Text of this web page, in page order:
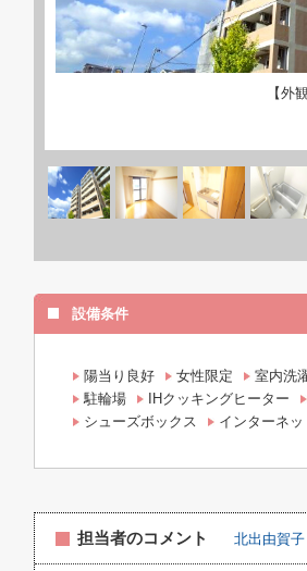
【外
設備条件
陽当り良好 女性限定
室内洗
駐輪場
IHクッキングヒーター
シューズボックス
インターネ
担当者のコメント 北出由賀子